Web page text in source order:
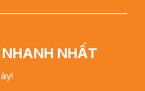
NHẤT